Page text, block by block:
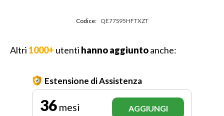
Codice: QE77S95HFTXZT
Altri 1000+ utenti hanno aggiuntoanche:
Estensione di Assistenza
36 mesi
AGGIUNGI